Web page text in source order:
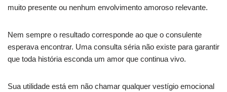
muito presente ou nenhum envolvimento amoroso relevante.
Nem sempre o resultado corresponde ao que o consulente
esperava encontrar. Uma consulta séria não existe para garantir
que toda história esconda um amor que continua vivo.
Sua utilidade está em não chamar qualquer vestígio emocional